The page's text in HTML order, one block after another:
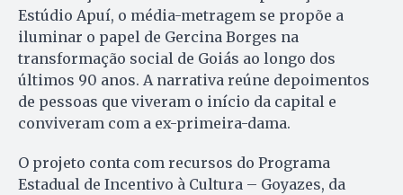
Estúdio Apuí, o média-metragem se propõe a
iluminar o papel de Gercina Borges na
transformação social de Goiás ao longo dos
últimos 90 anos. A narrativa reúne depoimentos
de pessoas que viveram o início da capital e
conviveram com a ex-primeira-dama.
O projeto conta com recursos do Programa
Estadual de Incentivo à Cultura – Goyazes, da